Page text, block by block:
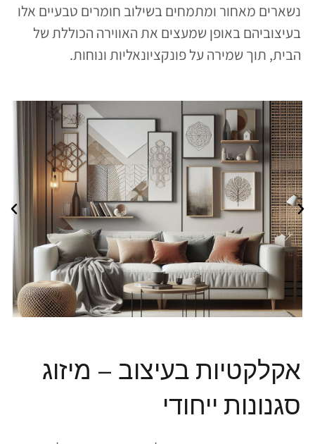
נשארים מאחור ומתמחים בשילוב חומרים טבעיים אלו
בעיצוביהם באופן שמעצים את האווירה הכוללת של
הבית, תוך שמירה על פונקציונאליות ונוחות.
אקלקטיות בעיצוב – מיזוג
סגנונות ייחודי